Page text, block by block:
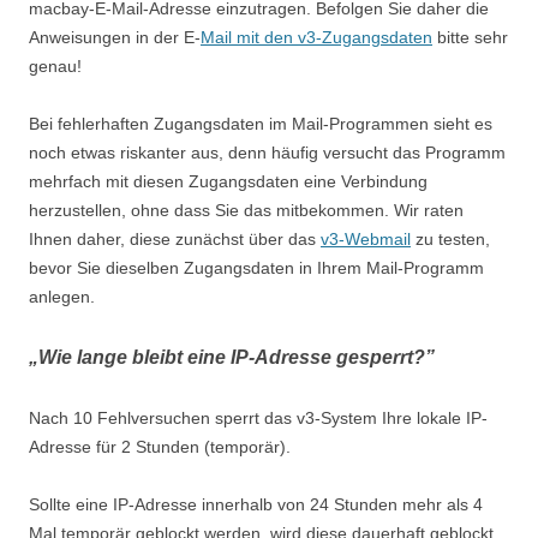
macbay-E-Mail-Adresse einzutragen. Befolgen Sie daher die
Anweisungen in der E-Mail mit den v3-Zugangsdaten bitte sehr
genau!
Bei fehlerhaften Zugangsdaten im Mail-Programmen sieht es
noch etwas riskanter aus, denn häufig versucht das Programm
mehrfach mit diesen Zugangsdaten eine Verbindung
herzustellen, ohne dass Sie das mitbekommen. Wir raten
Ihnen daher, diese zunächst über das v3-Webmail zu testen,
bevor Sie dieselben Zugangsdaten in Ihrem Mail-Programm
anlegen.
„Wie lange bleibt eine IP-Adresse gesperrt?”
Nach 10 Fehlversuchen sperrt das v3-System Ihre lokale IP-
Adresse für 2 Stunden (temporär).
Sollte eine IP-Adresse innerhalb von 24 Stunden mehr als 4
Mal temporär geblockt werden, wird diese dauerhaft geblockt